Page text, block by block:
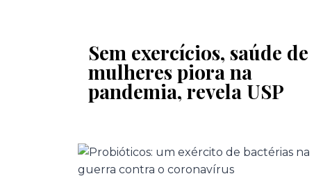
Sem exercícios, saúde de
mulheres piora na
pandemia, revela USP